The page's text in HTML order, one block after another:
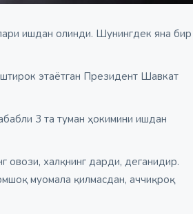
ишдан олинди. Шунингдек яна бир
этаётган Президент Шавкат
3 та туман ҳокимини ишдан
овози, халқнинг дарди, деганидир.
муомала қилмасдан, аччиқроқ